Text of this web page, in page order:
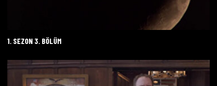
1. SEZON 3. BÖLÜM